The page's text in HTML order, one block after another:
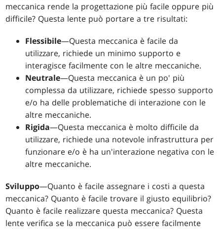
meccanica rende la progettazione più facile oppure più
difficile? Questa lente può portare a tre risultati:
Flessibile—Questa meccanica è facile da
utilizzare, richiede un minimo supporto e
interagisce facilmente con le altre meccaniche.
Neutrale—Questa meccanica è un po' più
complessa da utilizzare, richiede spesso supporto
e/o ha delle problematiche di interazione con le
altre meccaniche.
Rigida—Questa meccanica è molto difficile da
utilizzare, richiede una notevole infrastruttura per
funzionare e/o è ha un'interazione negativa con le
altre meccaniche.
Sviluppo—Quanto è facile assegnare i costi a questa
meccanica? Quanto è facile trovare il giusto equilibrio?
Quanto è facile realizzare questa meccanica? Questa
lente verifica se la meccanica può essere facilmente